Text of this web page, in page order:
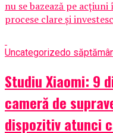
nu se bazează pe
procese clare și
Uncategorizedo
Studiu Xiaomi: 9
cameră de
dispozitiv atunci